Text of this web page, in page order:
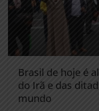
Brasil de hoje é
do Irã e das
mundo